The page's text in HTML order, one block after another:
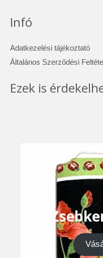
Infó
Adatkezelési tájékoztató
Általános Szerződési
Ezek is